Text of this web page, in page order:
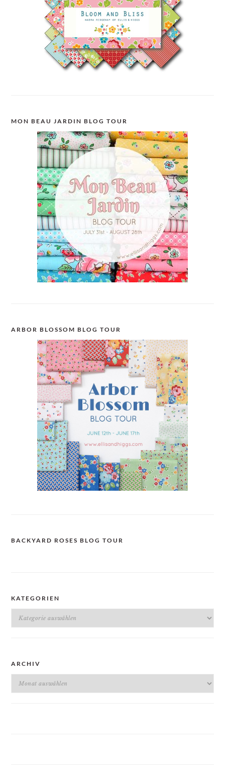
MON BEAU JARDIN BLOG TOUR
ARBOR BLOSSOM BLOG TOUR
BACKYARD ROSES BLOG TOUR
KATEGORIEN
Kategorien
ARCHIV
Archiv